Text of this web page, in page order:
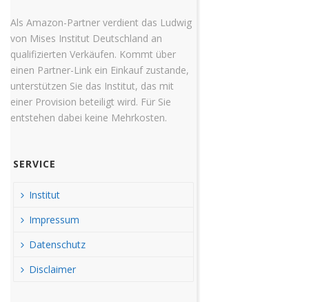
Als Amazon-Partner verdient das Ludwig
von Mises Institut Deutschland an
qualifizierten Verkäufen. Kommt über
einen Partner-Link ein Einkauf zustande,
unterstützen Sie das Institut, das mit
einer Provision beteiligt wird. Für Sie
entstehen dabei keine Mehrkosten.
SERVICE
Institut
Impressum
Datenschutz
Disclaimer